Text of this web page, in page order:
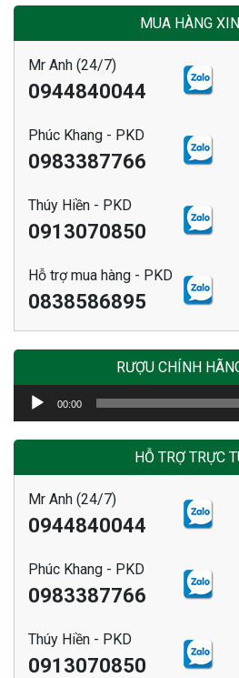
MUA HÀNG
Mr Anh (24/7)
0944840044
Phúc Khang - PKD
0983387766
Thúy Hiền - PKD
0913070850
Hỗ trợ mua hàng - PKD
0838586895
RƯỢU CHÍNH
Trình
chơi
00:00
HỖ TRỢ TRỰC
Mr Anh (24/7)
0944840044
Phúc Khang - PKD
0983387766
Thúy Hiền - PKD
0913070850